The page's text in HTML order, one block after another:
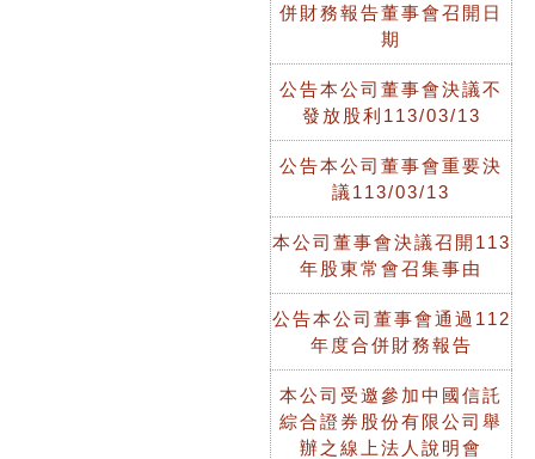
併財務報告董事會召開日
期
公告本公司董事會決議不
發放股利113/03/13
公告本公司董事會重要決
議113/03/13
本公司董事會決議召開113
年股東常會召集事由
公告本公司董事會通過112
年度合併財務報告
本公司受邀參加中國信託
綜合證券股份有限公司舉
辦之線上法人說明會